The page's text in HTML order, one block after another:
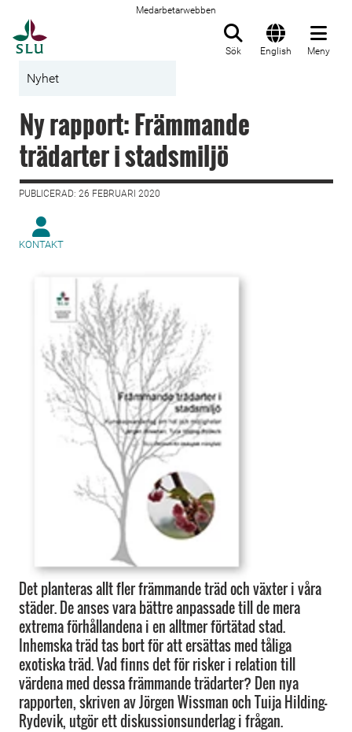
Medarbetarwebben
Sök English Meny
Nyhet
Ny rapport: Främmande
trädarter i stadsmiljö
PUBLICERAD: 26 FEBRUARI 2020
KONTAKT
Det planteras allt fler främmande träd och växter i våra
städer. De anses vara bättre anpassade till de mera
extrema förhållandena i en alltmer förtätad stad.
Inhemska träd tas bort för att ersättas med tåliga
exotiska träd. Vad finns det för risker i relation till
värdena med dessa främmande trädarter? Den nya
rapporten, skriven av Jörgen Wissman och Tuija Hilding-
Rydevik, utgör ett diskussionsunderlag i frågan.